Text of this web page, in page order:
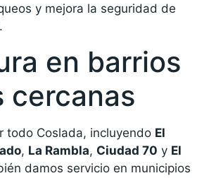
y mejora la seguridad de
en barrios
cercanas
todo Coslada, incluyendo El
, La Rambla, Ciudad 70 y El
damos servicio en municipios